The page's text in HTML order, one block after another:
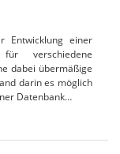
Entwicklung einer
verschiedene
dabei übermäßige
darin es möglich
Datenbank…